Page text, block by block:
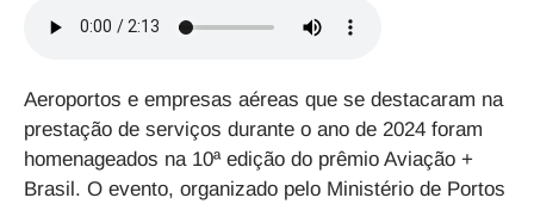
Aeroportos e empresas aéreas que se destacaram na
prestação de serviços durante o ano de 2024 foram
homenageados na 10ª edição do prêmio Aviação +
Brasil. O evento, organizado pelo Ministério de Portos